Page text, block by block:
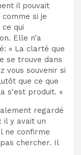
il pouvait
si je
qui
Elle n’a
« La clarté que
se trouve dans
vous souvenir si
que ce que
s'est produit. «
regardé
il y avait un
ne confirme
chercher. Il